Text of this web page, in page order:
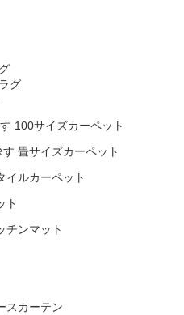
グ
100サイズカーペット
畳サイズカーペット
イルカーペット
ト
チンマット
スカーテン